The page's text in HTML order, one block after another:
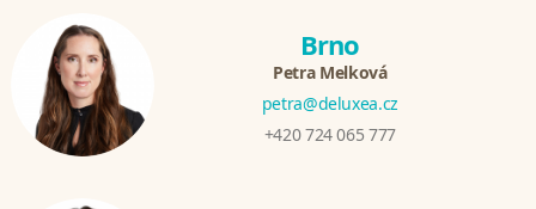
Brno
Petra Melková
petra@deluxea.cz
+420 724 065 777